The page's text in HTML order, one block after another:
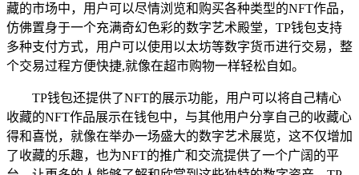
藏的市场中，用户可以尽情浏览和购买各种类型的NFT作品，
仿佛置身于一个充满奇幻色彩的数字艺术殿堂，TP钱包支持
多种支付方式，用户可以使用以太坊等数字货币进行交易，整
个交易过程方便快捷,就像在超市购物一样轻松自如。
TP钱包还提供了NFT的展示功能，用户可以将自己精心
收藏的NFT作品展示在钱包中，与其他用户分享自己的收藏心
得和喜悦，就像在举办一场盛大的数字艺术展览，这不仅增加
了收藏的乐趣，也为NFT的推广和交流提供了一个广阔的平